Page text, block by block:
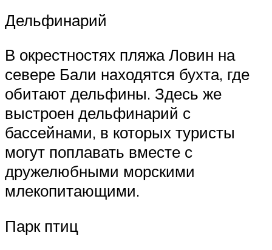
Дельфинарий
В окрестностях пляжа Ловин на
севере Бали находятся бухта, где
обитают дельфины. Здесь же
выстроен дельфинарий с
бассейнами, в которых туристы
могут поплавать вместе с
дружелюбными морскими
млекопитающими.
Парк птиц